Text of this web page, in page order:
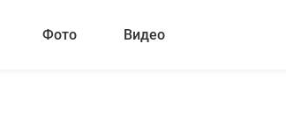
Фото Видео